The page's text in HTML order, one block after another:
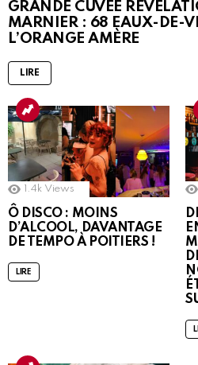
GRANDE CUVÉE
MARNIER : 68 EAUX-DE-
L’ORANGE AMÈRE
LIRE
1.4k Views
Ô DISCO : MOINS
D’ALCOOL, DAVANTAGE
DE TEMPO À POITIERS !
LIRE